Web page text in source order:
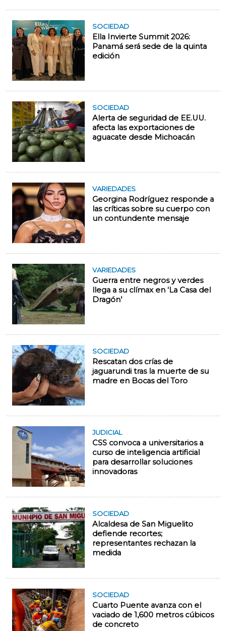
SOCIEDAD
Ella Invierte Summit 2026:
Panamá será sede de la quinta
edición
SOCIEDAD
Alerta de seguridad de EE.UU.
afecta las exportaciones de
aguacate desde Michoacán
VARIEDADES
Georgina Rodríguez responde a
las críticas sobre su cuerpo con
un contundente mensaje
VARIEDADES
Guerra entre negros y verdes
llega a su clímax en ‘La Casa del
Dragón’
SOCIEDAD
Rescatan dos crías de
jaguarundi tras la muerte de su
madre en Bocas del Toro
JUDICIAL
CSS convoca a universitarios a
curso de inteligencia artificial
para desarrollar soluciones
innovadoras
SOCIEDAD
Alcaldesa de San Miguelito
defiende recortes;
representantes rechazan la
medida
SOCIEDAD
Cuarto Puente avanza con el
vaciado de 1,600 metros cúbicos
de concreto